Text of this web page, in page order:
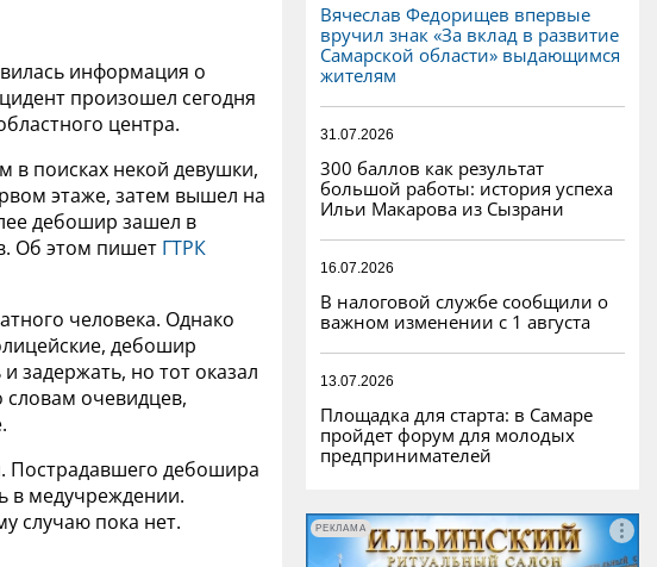
информация о
произошел сегодня
центра.
в поисках некой девушки,
этаже, затем вышел на
дебошир зашел в
Об этом пишет ГТРК
человека. Однако
дебошир
задержать, но тот оказал
очевидцев,
Пострадавшего дебошира
в медучреждении.
случаю пока нет.
Вячеслав Федорищев впервые
вручил знак «За вклад в развитие
Самарской области» выдающимся
жителям
31.07.2026
300 баллов как результат
большой работы: история успеха
Ильи Макарова из Сызрани
16.07.2026
В налоговой службе сообщили о
важном изменении с 1 августа
13.07.2026
Площадка для старта: в Самаре
пройдет форум для молодых
предпринимателей
РЕКЛАМА